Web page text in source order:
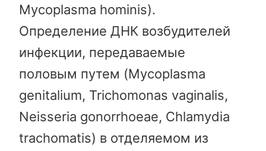
Mycoplasma hominis).
Определение ДНК возбудителей
инфекции, передаваемые
половым путем (Mycoplasma
genitalium, Trichomonas vaginalis,
Neisseria gonorrhoeae, Chlamydia
trachomatis) в отделяемом из